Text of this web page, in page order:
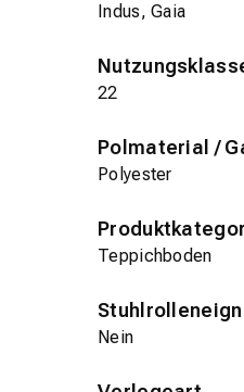
Indus, Gaia
22
Polmaterial /
Polyester
Teppichboden
Nein